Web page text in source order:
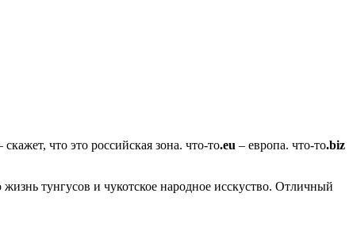
скажет, что это российская зона. что-то.eu – европа. что-то.biz
тунгусов и чукотское народное исскуство. Отличный